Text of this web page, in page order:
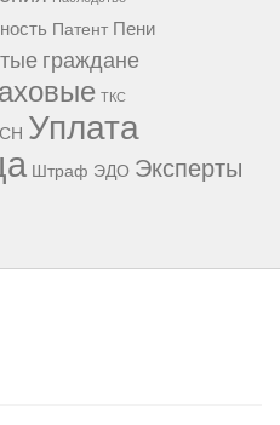
Патент Пени
граждане
ТКС
Уплата
Штраф ЭДО Эксперты